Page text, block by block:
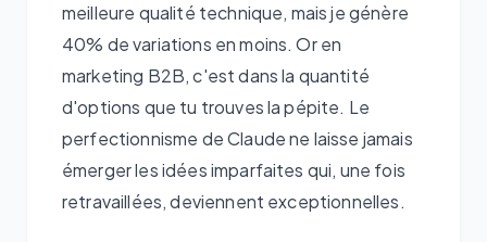
meilleure qualité technique, mais je génère
40% de variations en moins. Or en
marketing B2B, c'est dans la quantité
d'options que tu trouves la pépite. Le
perfectionnisme de Claude ne laisse jamais
émerger les idées imparfaites qui, une fois
retravaillées, deviennent exceptionnelles.